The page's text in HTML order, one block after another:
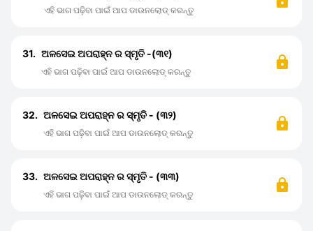
ଏହି ଭାଗ ପଢ଼ିବା ପାଇଁ ଆପ ଡାଉନଲୋଡ୍ କରନ୍ତୁ
31. ଅଳସେଇ ଅପରାହ୍ନ ର ସ୍ମୃତି -(୩୧)
ଏହି ଭାଗ ପଢ଼ିବା ପାଇଁ ଆପ ଡାଉନଲୋଡ୍ କରନ୍ତୁ
32. ଅଳସେଇ ଅପରାହ୍ନ ର ସ୍ମୃତି - (୩୨)
ଏହି ଭାଗ ପଢ଼ିବା ପାଇଁ ଆପ ଡାଉନଲୋଡ୍ କରନ୍ତୁ
33. ଅଳସେଇ ଅପରାହ୍ନ ର ସ୍ମୃତି - (୩୩)
ଏହି ଭାଗ ପଢ଼ିବା ପାଇଁ ଆପ ଡାଉନଲୋଡ୍ କରନ୍ତୁ